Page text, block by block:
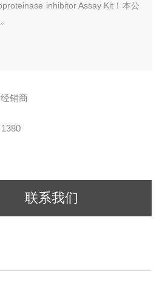
inhibitor Assay Kit！本公
经销商
1380
联系我们